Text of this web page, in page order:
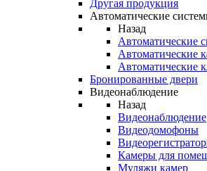
Другая продукция
Автоматические
Назад
Автоматические
Автоматические
Автоматические
Бронированные двери
Видеонаблюдение
Назад
Видеонаблюдение
Видеодомофоны
Камеры для
Муляжи камер